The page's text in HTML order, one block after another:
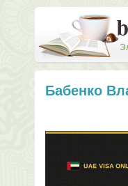
Бабенко